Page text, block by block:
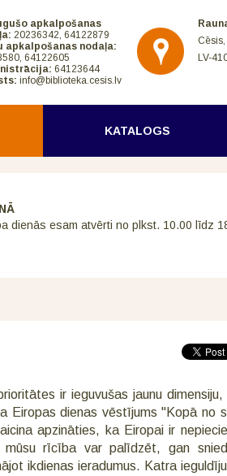
apkalpošanas
20236342, 64122879
apkalpošanas nodaļa:
64122605
64123644
info@biblioteka.cesis.lv
LV-
KATALOGS
dienās esam atvērti no plkst. 10.00 līdz
ir ieguvušas jaunu
Eiropas dienas vēstījums "Kopā no
apzināties, ka Eiropai ir
mūsu rīcība var palīdzēt, gan
ikdienas ieradumus. Katra